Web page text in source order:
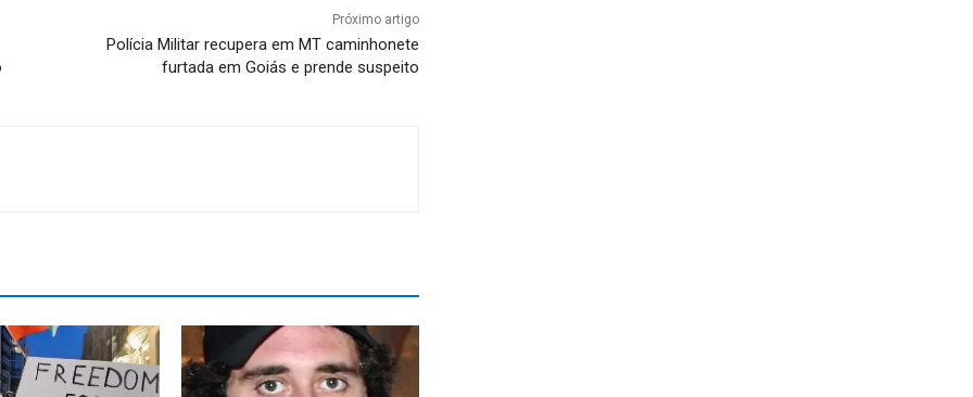
Próximo artigo
Polícia Militar recupera em MT caminhonete
furtada em Goiás e prende suspeito